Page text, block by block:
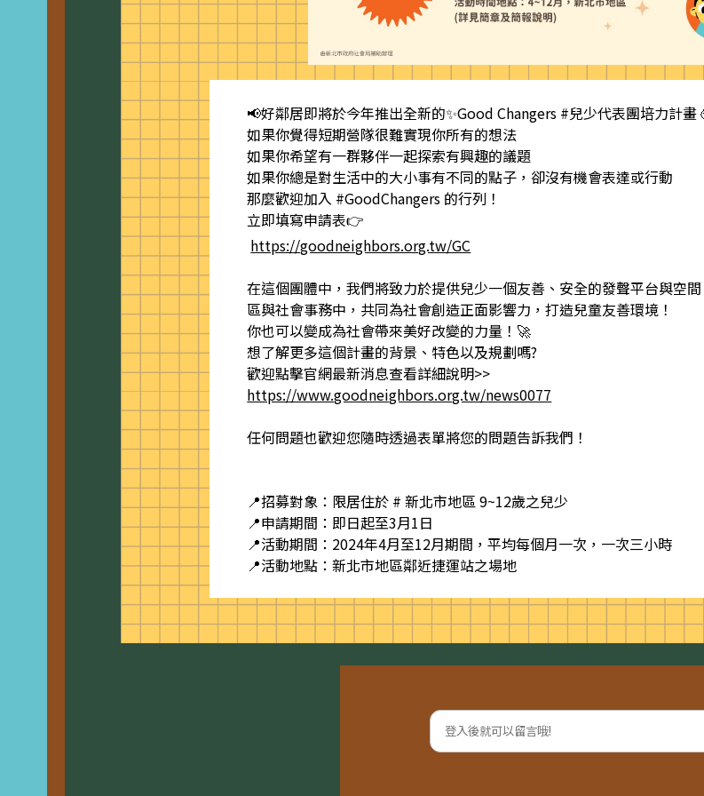
📢好鄰居即將於今年推出全新的✨Good Changers #兒少代表團培力計畫
如果你覺得短期營隊很難實現你所有的想法
如果你希望有一群夥伴一起探索有興趣的議題
如果你總是對生活中的大小事有不同的點子，卻沒有機會表達或行動
那麼歡迎加入 #GoodChangers 的行列！
立即填寫申請表👉
https://goodneighbors.org.tw/GC
在這個團體中，我們將致力於提供兒少一個友善、安全的發聲平台與空
區與社會事務中，共同為社會創造正面影響力，打造兒童友善環境！
你也可以變成為社會帶來美好改變的力量！🚀
想了解更多這個計畫的背景、特色以及規劃嗎?
歡迎點擊官網最新消息查看詳細說明>>
https://www.goodneighbors.org.tw/news0077
任何問題也歡迎您隨時透過表單將您的問題告訴我們！
📍招募對象：限居住於 # 新北市地區 9~12歲之兒少
📍申請期間：即日起至3月1日
📍活動期間：2024年4月至12月期間，平均每個月一次，一次三小時
📍活動地點：新北市地區鄰近捷運站之場地